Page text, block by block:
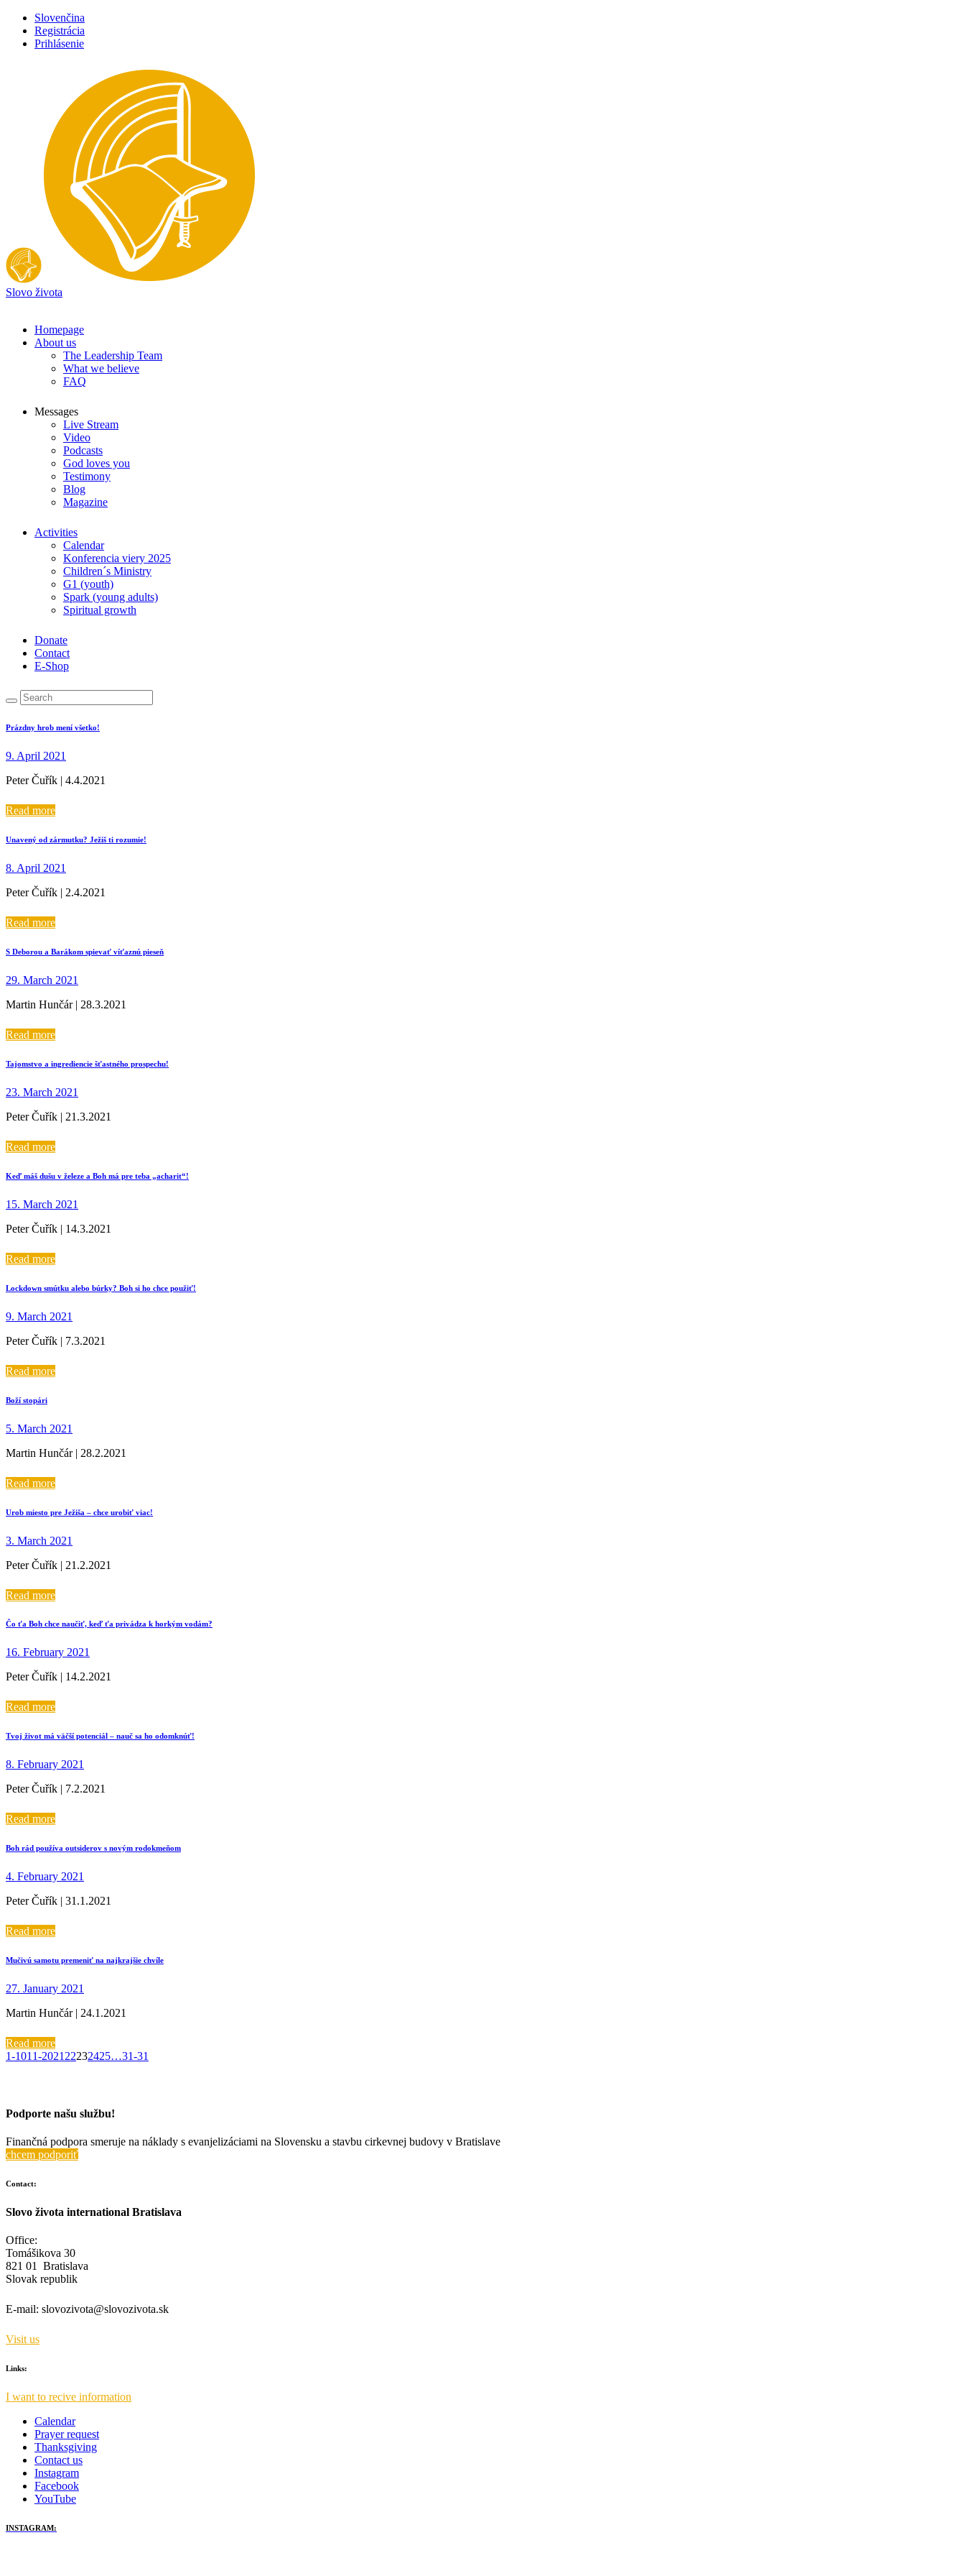
Slovenčina
Registrácia
Prihlásenie
Slovo života
Homepage
About us
The Leadership Team
What we believe
FAQ
Messages
Live Stream
Video
Podcasts
God loves you
Testimony
Blog
Magazine
Activities
Calendar
Konferencia viery 2025
Children´s Ministry
G1 (youth)
Spark (young adults)
Spiritual growth
Donate
Contact
E-Shop
Prázdny hrob mení všetko!
9. April 2021
Peter Čuřík | 4.4.2021
Read more
Unavený od zármutku? Ježiš ti rozumie!
8. April 2021
Peter Čuřík | 2.4.2021
Read more
S Deborou a Barákom spievať víťaznú pieseň
29. March 2021
Martin Hunčár | 28.3.2021
Read more
Tajomstvo a ingrediencie šťastného prospechu!
23. March 2021
Peter Čuřík | 21.3.2021
Read more
Keď máš dušu v železe a Boh má pre teba „acharit“!
15. March 2021
Peter Čuřík | 14.3.2021
Read more
Lockdown smútku alebo búrky? Boh si ho chce použiť!
9. March 2021
Peter Čuřík | 7.3.2021
Read more
Boží stopári
5. March 2021
Martin Hunčár | 28.2.2021
Read more
Urob miesto pre Ježiša – chce urobiť viac!
3. March 2021
Peter Čuřík | 21.2.2021
Read more
Čo ťa Boh chce naučiť, keď ťa privádza k horkým vodám?
16. February 2021
Peter Čuřík | 14.2.2021
Read more
Tvoj život má väčší potenciál – nauč sa ho odomknúť!
8. February 2021
Peter Čuřík | 7.2.2021
Read more
Boh rád používa outsiderov s novým rodokmeňom
4. February 2021
Peter Čuřík | 31.1.2021
Read more
Mučivú samotu premeniť na najkrajšie chvíle
27. January 2021
Martin Hunčár | 24.1.2021
Read more
1-1011-2021 22232425…31-31
Podporte našu službu!
Finančná podpora smeruje na náklady s evanjelizáciami na Slovensku a stavbu cirkevnej budovy v Bratislave
chcem podporiť
Contact:
Slovo života international Bratislava
Office:
Tomášikova 30
821 01 Bratislava
Slovak republik
E-mail: slovozivota@slovozivota.sk
Visit us
Links:
I want to recive information
Calendar
Prayer request
Thanksgiving
Contact us
Instagram
Facebook
YouTube
INSTAGRAM: